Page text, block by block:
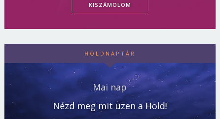
KISZÁMOLOM
HOLDNAPTÁR
Mai nap
Nézd meg mit üzen a Hold!